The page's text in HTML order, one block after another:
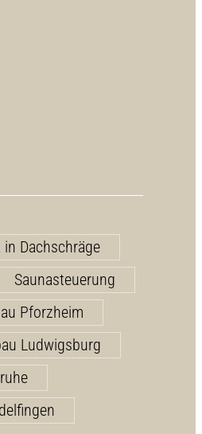
in Dachschräge
Saunasteuerung
Pforzheim
Ludwigsburg